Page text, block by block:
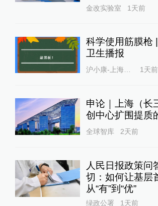
金改实验室 1天前
科学使用筋膜枪
卫生播报
沪小康-上海健康科普资源库 1天前
申论｜上海（长
创中心扩围提质
全球智库 2天前
人民日报政策问
切：如何让基层
从“有”到“优”
绿政公署 1天前